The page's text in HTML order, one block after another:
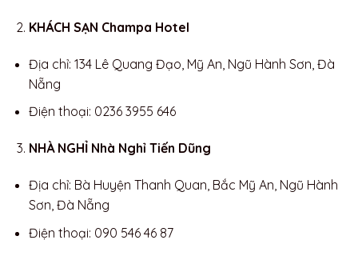
KHÁCH SẠN Champa Hotel
Địa chỉ: 134 Lê Quang Đạo, Mỹ An, Ngũ Hành Sơn, Đà
Nẵng
Điện thoại: 0236 3955 646
NHÀ NGHỈ Nhà Nghỉ Tiến Dũng
Địa chỉ: Bà Huyện Thanh Quan, Bắc Mỹ An, Ngũ Hành
Sơn, Đà Nẵng
Điện thoại: 090 546 46 87